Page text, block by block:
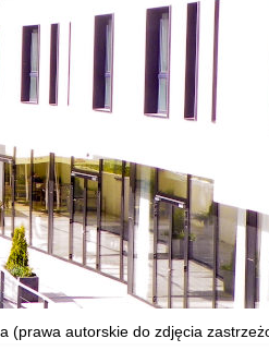
(prawa autorskie do zdjęcia